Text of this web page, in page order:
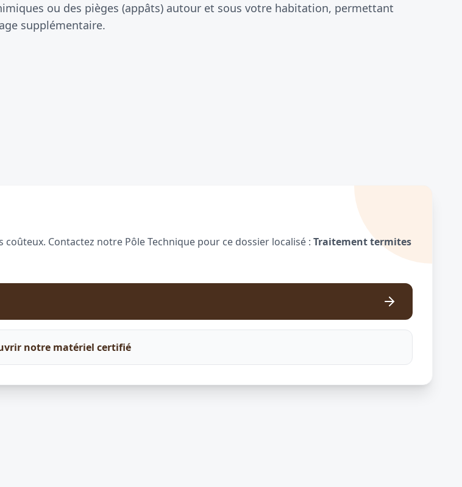
ou des pièges (appâts) autour et sous votre habitation, permettant
supplémentaire.
Contactez notre Pôle Technique pour ce dossier localisé : Traitement termites
notre matériel certifié